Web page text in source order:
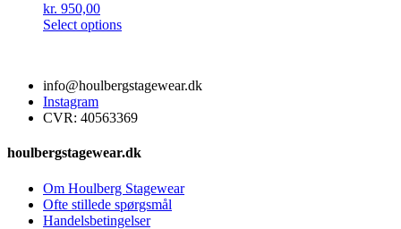
kr. 950,00
Select options
info@houlbergstagewear.dk
Instagram
CVR: 40563369
houlbergstagewear.dk
Om Houlberg Stagewear
Ofte stillede spørgsmål
Handelsbetingelser